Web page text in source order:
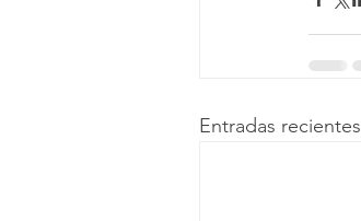
Entradas recientes